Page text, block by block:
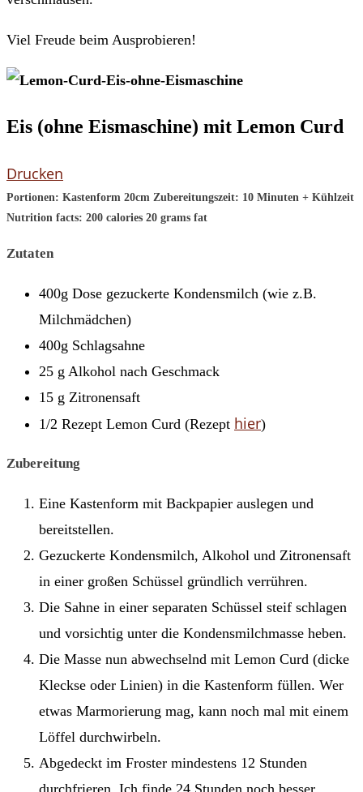
Viel Freude beim Ausprobieren!
Eis (ohne Eismaschine) mit Lemon Curd
Drucken
Portionen: Kastenform 20cm Zubereitungszeit: 10 Minuten + Kühlzeit
Nutrition facts: 200 calories 20 grams fat
Zutaten
400g Dose gezuckerte Kondensmilch (wie z.B.
Milchmädchen)
400g Schlagsahne
25 g Alkohol nach Geschmack
15 g Zitronensaft
1/2 Rezept Lemon Curd (Rezept hier)
Zubereitung
Eine Kastenform mit Backpapier auslegen und
bereitstellen.
Gezuckerte Kondensmilch, Alkohol und Zitronensaft
in einer großen Schüssel gründlich verrühren.
Die Sahne in einer separaten Schüssel steif schlagen
und vorsichtig unter die Kondensmilchmasse heben.
Die Masse nun abwechselnd mit Lemon Curd (dicke
Kleckse oder Linien) in die Kastenform füllen. Wer
etwas Marmorierung mag, kann noch mal mit einem
Löffel durchwirbeln.
Abgedeckt im Froster mindestens 12 Stunden
durchfrieren. Ich finde 24 Stunden noch besser.